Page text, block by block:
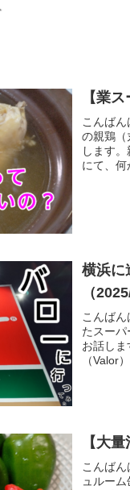
【業
こんば
の親鶏（
します
にて、何
横浜に
（
こんば
たスー
お話し
（Valor
【大
こんば
ュルー